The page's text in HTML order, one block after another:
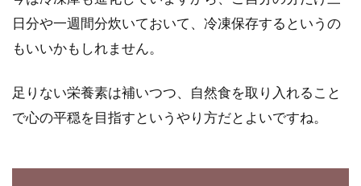
日分や一週間分炊いておいて、冷凍保存するというの
もいいかもしれません。
足りない栄養素は補いつつ、自然食を取り入れること
で心の平穏を目指すというやり方だとよいですね。